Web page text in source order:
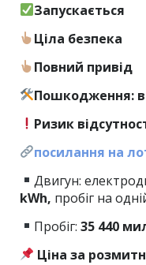
Запускається
Ціла безпека
Повний привід
Пошкодження:
Ризик
посилання на
Двигун:
kWh, пробіг на
Пробіг: 35 440
Ціна за